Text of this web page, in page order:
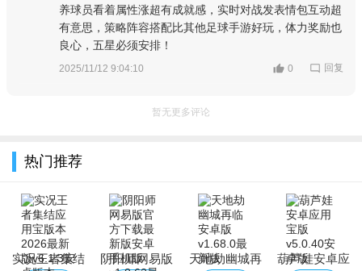
养球员看着属性涨超有成就感，实时对战发表情包互动超
有意思，策略阵容搭配比其他足球手游好玩，体力奖励也
良心，五星必须安排！
2025/11/12 9:04:10 0 回复
暂无更多评论
热门推荐
实况王者集结
阴阳师网易版
天地劫幽城再
葫芦娃安卓应